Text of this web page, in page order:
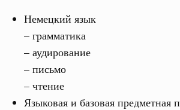
Немецкий язык
– грамматика
– аудирование
– письмо
– чтение
Языковая и базовая предметная